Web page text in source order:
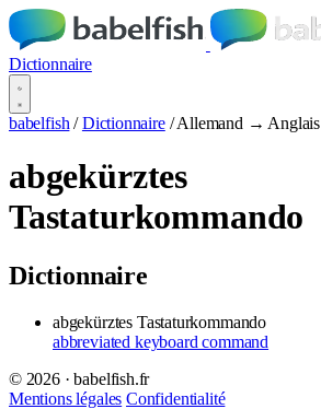
Dictionnaire
babelfish / Dictionnaire / Allemand → Anglais
abgekürztes
Tastaturkommando
Dictionnaire
abgekürztes Tastaturkommando
abbreviated keyboard command
© 2026 · babelfish.fr
Mentions légales Confidentialité